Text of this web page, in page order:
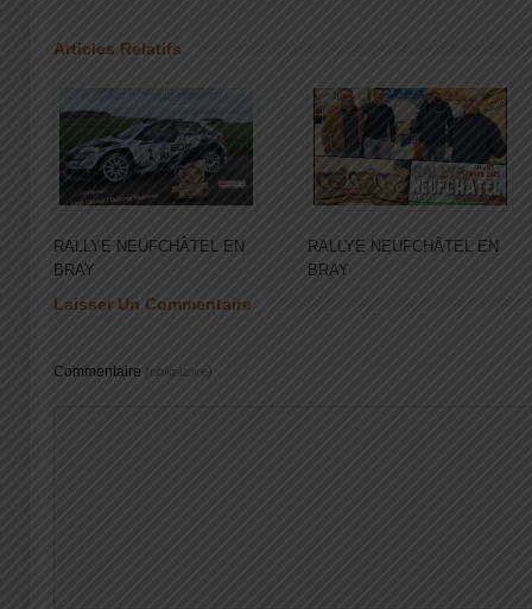
Articles Relatifs
RALLYE NEUFCHÂTEL EN
BRAY
RALLYE NEUFCHÂTEL EN
BRAY
Laisser Un Commentaire
Commentaire (obligatoire)